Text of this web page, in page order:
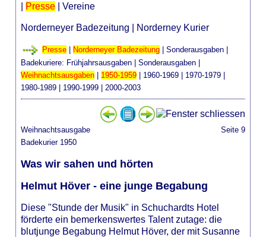
Presse |Vereine
Norderneyer Badezeitung Norderney Kurier
Presse Norderneyer Badezeitung |Sonderausgaben
Badekuriere: Frühjahrsausgaben |Sonderausgaben |
Weihnachtsausgaben | 1950-1959 | 1960-1969 | 1970-1979 |
1980-1989 | 1990-1999 | 2000-2003
Weihnachtsausgabe
Badekurier 1950
Seite 9
Was wir sahen und hörten
Helmut Höver - eine junge Begabung
Diese "Stunde der Musik" in Schuchardts Hotel
förderte ein bemerkenswertes Talent zutage: die
blutjunge Begabung Helmut Höver, der mit Susanne